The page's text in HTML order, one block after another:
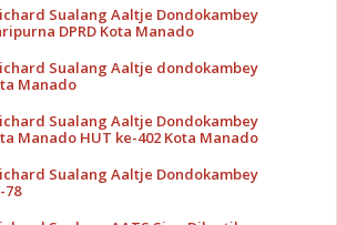
Sualang Aaltje Dondokambey
DPRD Kota Manado
Sualang Aaltje dondokambey
Manado
Sualang Aaltje Dondokambey
Manado HUT ke-402 Kota Manado
Sualang Aaltje Dondokambey
78